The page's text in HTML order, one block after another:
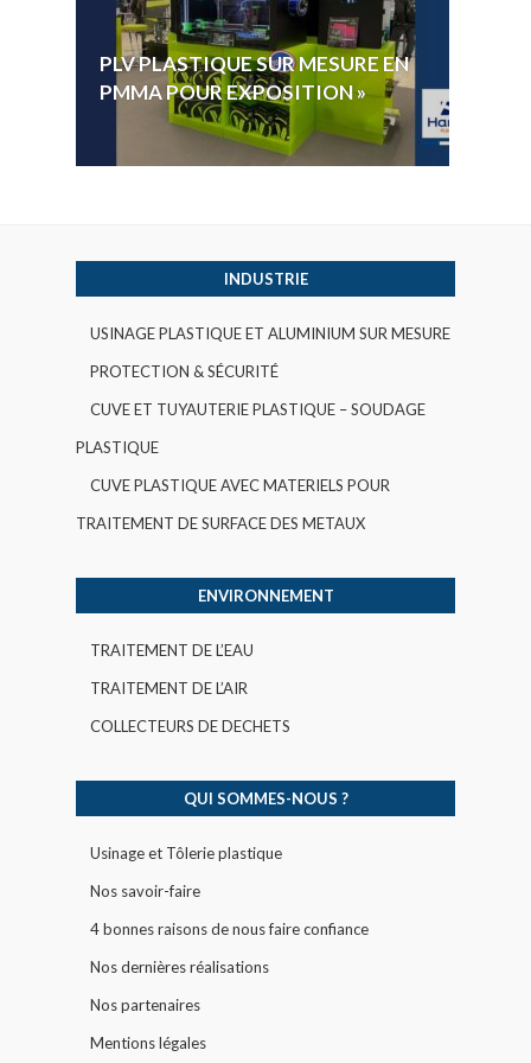
PLV PLASTIQUE SUR MESURE EN
PMMA POUR EXPOSITION »
INDUSTRIE
USINAGE PLASTIQUE ET ALUMINIUM SUR MESURE
PROTECTION & SÉCURITÉ
CUVE ET TUYAUTERIE PLASTIQUE – SOUDAGE
PLASTIQUE
CUVE PLASTIQUE AVEC MATERIELS POUR
TRAITEMENT DE SURFACE DES METAUX
ENVIRONNEMENT
TRAITEMENT DE L’EAU
TRAITEMENT DE L’AIR
COLLECTEURS DE DECHETS
QUI SOMMES-NOUS ?
Usinage et Tôlerie plastique
Nos savoir-faire
4 bonnes raisons de nous faire confiance
Nos dernières réalisations
Nos partenaires
Mentions légales